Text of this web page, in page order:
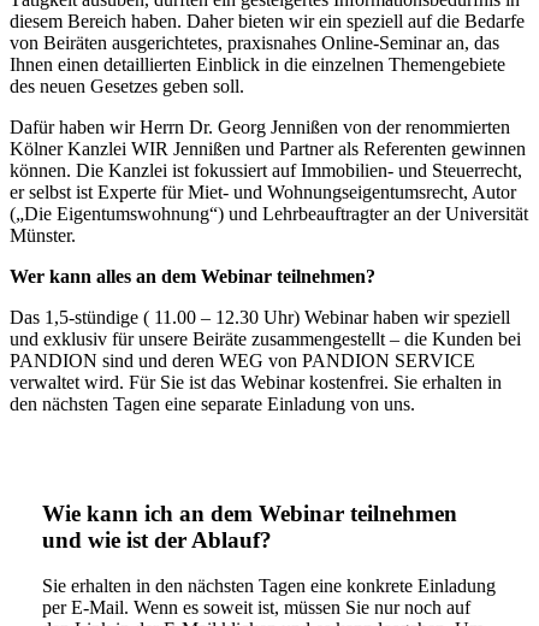
diesem Bereich haben. Daher bieten wir ein speziell auf die Bedarfe
von Beiräten ausgerichtetes, praxisnahes Online-Seminar an, das
Ihnen einen detaillierten Einblick in die einzelnen Themengebiete
des neuen Gesetzes geben soll.
Dafür haben wir Herrn Dr. Georg Jennißen von der renommierten
Kölner Kanzlei WIR Jennißen und Partner als Referenten gewinnen
können. Die Kanzlei ist fokussiert auf Immobilien- und Steuerrecht,
er selbst ist Experte für Miet- und Wohnungseigentumsrecht, Autor
(„Die Eigentumswohnung“) und Lehrbeauftragter an der Universität
Münster.
Wer kann alles an dem Webinar teilnehmen?
Das 1,5-stündige ( 11.00 – 12.30 Uhr) Webinar haben wir speziell
und exklusiv für unsere Beiräte zusammengestellt – die Kunden bei
PANDION sind und deren WEG von PANDION SERVICE
verwaltet wird. Für Sie ist das Webinar kostenfrei. Sie erhalten in
den nächsten Tagen eine separate Einladung von uns.
Wie kann ich an dem Webinar teilnehmen
und wie ist der Ablauf?
Sie erhalten in den nächsten Tagen eine konkrete Einladung
per E-Mail. Wenn es soweit ist, müssen Sie nur noch auf